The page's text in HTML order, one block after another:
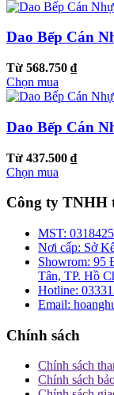
Dao Bếp Cán
Từ 568.750 ₫
Chọn mua
Dao Bếp Cán
Từ 437.500 ₫
Chọn mua
Công ty TNHH
MST:
Nơi cấp: Sở
Showrom: 95
Tân, TP. Hồ
Hotline:
Email:
Chính sách
Chính sách
Chính sách